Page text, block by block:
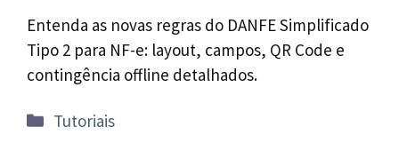
Entenda as novas regras do DANFE Simplificado
Tipo 2 para NF-e: layout, campos, QR Code e
contingência offline detalhados.
Categorias
Tutoriais